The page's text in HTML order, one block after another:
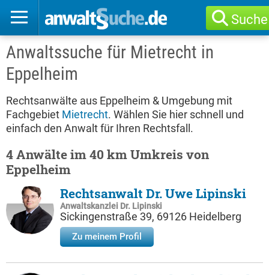
Suche
Anwaltssuche für Mietrecht in
Eppelheim
Rechtsanwälte aus Eppelheim & Umgebung mit
Fachgebiet Mietrecht. Wählen Sie hier schnell und
einfach den Anwalt für Ihren Rechtsfall.
4 Anwälte im 40 km Umkreis von
Eppelheim
Rechtsanwalt Dr. Uwe Lipinski
Anwaltskanzlei Dr. Lipinski
Sickingenstraße 39, 69126 Heidelberg
Zu meinem Profil